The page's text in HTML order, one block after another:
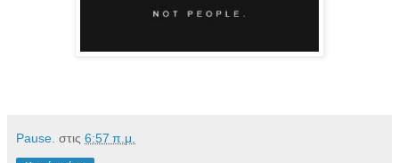
Pause. στις 6:57 π.μ.